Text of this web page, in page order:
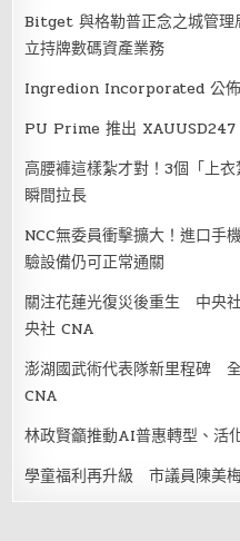
Bitget 與格勒普正念之城管理
立持牌數碼資產業務
Ingredion Incorporated 公
PU Prime 推出 XAUUSD247
高腰褲這樣紮才對！3個「上
瞬間拉長
NCC無委員衝擊擴大！進口
驗設備仍可正常通關
關注花蓮光復災後重生 中央
央社 CNA
澎湖國武術代表隊新里程碑
CNA
林政賢籲推動AI普惠轉型、活
學童福利再升級 市議員陳美